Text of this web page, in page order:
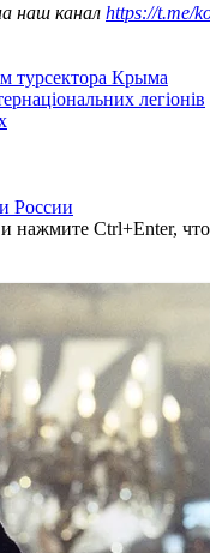
наш канал https://t.me/
турсектора Крыма
легіонів
России
нажмите Ctrl+Enter,